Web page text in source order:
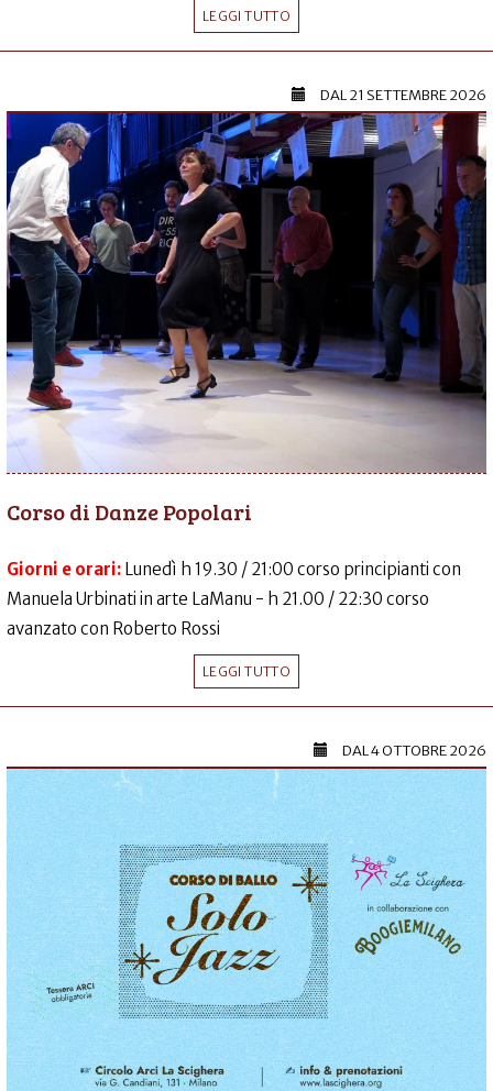
LEGGI TUTTO
DAL21 SETTEMBRE 2026
Corso di Danze Popolari
Giorni e orari: Lunedì h 19.30 / 21:00 corso principianti con
Manuela Urbinati in arte LaManu - h 21.00 / 22:30 corso
avanzato con Roberto Rossi
LEGGI TUTTO
DAL4 OTTOBRE 2026